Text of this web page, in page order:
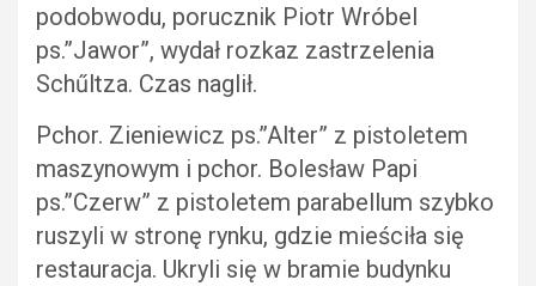
podobwodu, porucznik Piotr Wróbel
ps.”Jawor”, wydał rozkaz zastrzelenia
Schűltza. Czas naglił.
Pchor. Zieniewicz ps.”Alter” z pistoletem
maszynowym i pchor. Bolesław Papi
ps.”Czerw” z pistoletem parabellum szybko
ruszyli w stronę rynku, gdzie mieściła się
restauracja. Ukryli się w bramie budynku